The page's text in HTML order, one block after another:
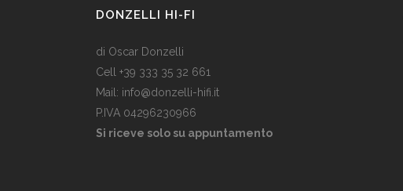
DONZELLI HI-FI
di Oscar Donzelli
Cell +39 333 35 32 661
Mail: info@donzelli-hifi.it
P.IVA 04296230966
Si riceve solo su appuntamento